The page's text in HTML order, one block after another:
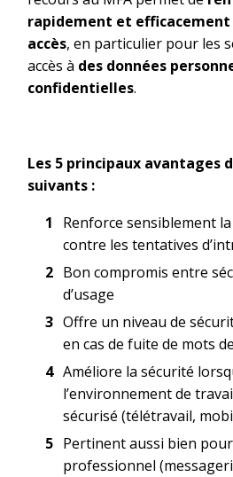
rapidement et efficacement
accès, en particulier pour les
accès à des données
confidentielles.
Les 5 principaux avantages
suivants :
Renforce sensiblement
contre les tentatives
Bon compromis entre
d’usage
Offre un niveau de
en cas de fuite de mots
Améliore la sécurité
l’environnement de
sécurisé (télétravail,
Pertinent aussi bien
professionnel